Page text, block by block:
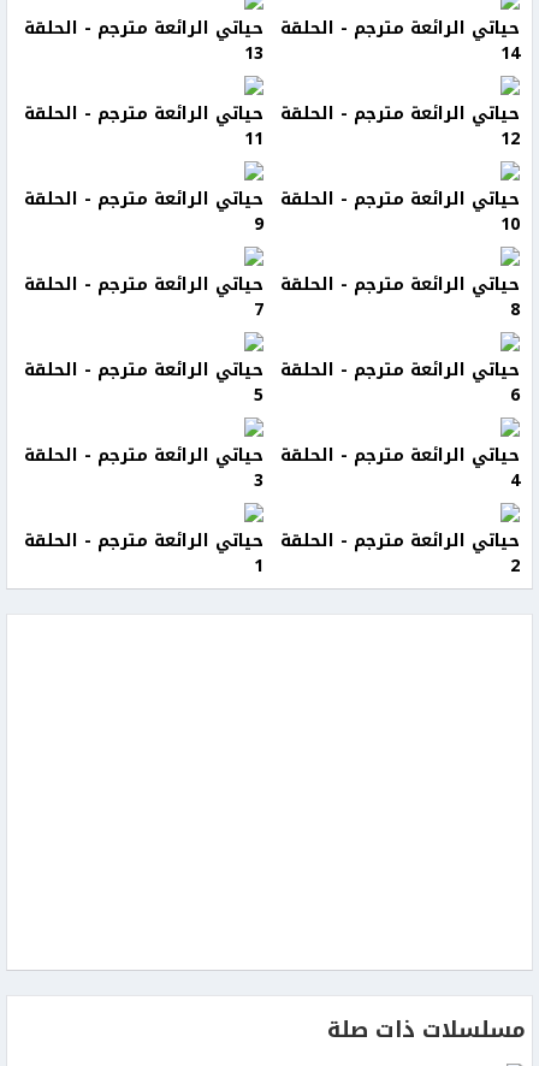
حياتي الرائعة مترجم - الحلقة
14
حياتي الرائعة مترجم - الحلقة
13
حياتي الرائعة مترجم - الحلقة
12
حياتي الرائعة مترجم - الحلقة
11
حياتي الرائعة مترجم - الحلقة
10
حياتي الرائعة مترجم - الحلقة
9
حياتي الرائعة مترجم - الحلقة
8
حياتي الرائعة مترجم - الحلقة
7
حياتي الرائعة مترجم - الحلقة
6
حياتي الرائعة مترجم - الحلقة
5
حياتي الرائعة مترجم - الحلقة
4
حياتي الرائعة مترجم - الحلقة
3
حياتي الرائعة مترجم - الحلقة
2
حياتي الرائعة مترجم - الحلقة
1
مسلسلات ذات صلة